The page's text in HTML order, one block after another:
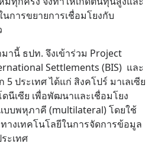
การขยายการเชื่อมโยงกับ
านี้ ธปท. จึงเข้าร่วม Project
Settlements (BIS)  และ
ประเทศ ได้แก่ สิงคโปร์ มาเลเซีย
นีเซีย เพื่อพัฒนาและเชื่อมโยง
บบพหุภาคี (multilateral) โดยใช้
างเทคโนโลยีในการจัดการข้อมูล
ะเทศ